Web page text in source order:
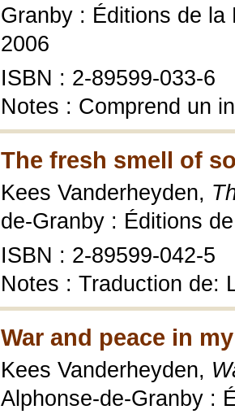
Granby : Éditions de
2006
ISBN : 2-89599-033-6
Notes : Comprend un
The fresh smell of
Kees Vanderheyden,
de-Granby : Éditions
ISBN : 2-89599-042-5
Notes : Traduction de:
War and peace in
Kees Vanderheyden,
Alphonse-de-Granby :